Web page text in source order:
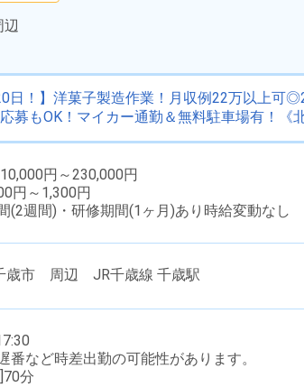
日！】洋菓子製造作業！月収例22万以上
募もOK！マイカー通勤＆無料駐車場有！《
円～230,000円
円～1,300円
(2週間)・研修期間(1ヶ月)あり時給変動なし
歳市 周辺 JR千歳線 千歳駅
番など時差出勤の可能性があります。
分